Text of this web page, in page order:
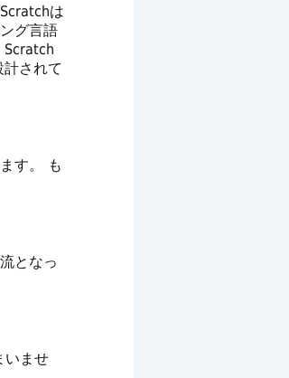
は
グ言語
Scratch
されて
す。 も
となっ
いませ